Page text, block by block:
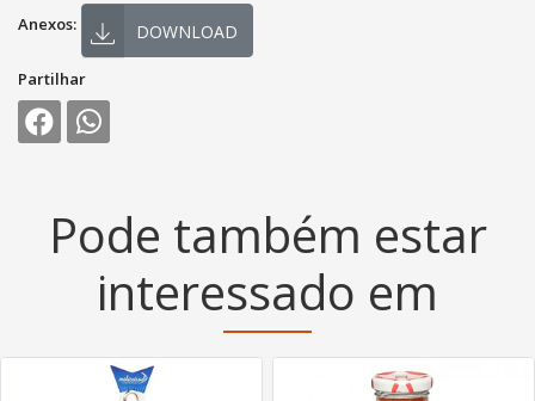
Anexos: DOWNLOAD
Partilhar
Pode também estar
interessado em